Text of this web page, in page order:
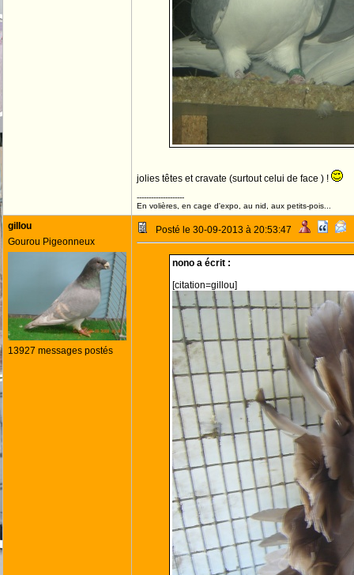
jolies têtes et cravate (surtout celui de face ) !
--------------------
En volières, en cage d'expo, au nid, aux petits-pois...
gillou
Gourou Pigeonneux
13927 messages postés
Posté le 30-09-2013 à 20:53:47
nono a écrit :
[citation=gillou]